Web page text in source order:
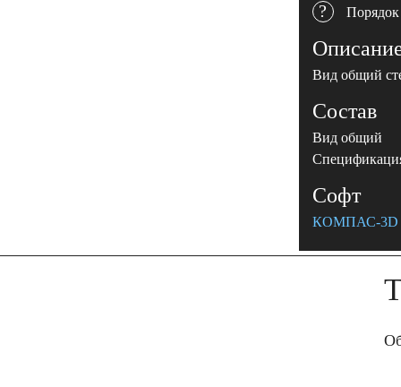
?
Вид общий
Состав
Вид общий
Софт
КОМПАС-3D